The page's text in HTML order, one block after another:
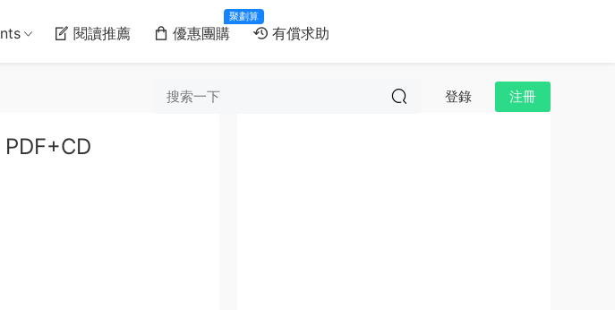
閱讀推薦 優惠團購
聚劃算
有償求助
登錄 注冊